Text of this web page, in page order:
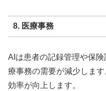
8. 医療事務
AIは患者の記録管理や保
療事務の需要が減少しま
効率が向上します。